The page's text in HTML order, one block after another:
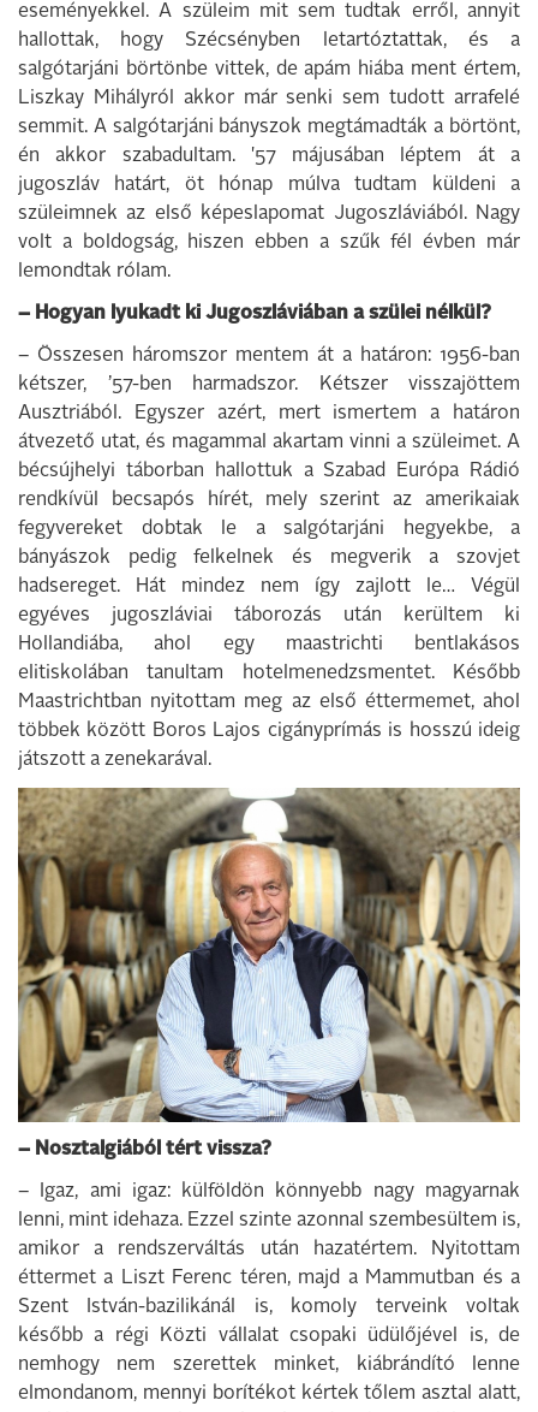
eseményekkel. A szüleim mit sem tudtak erről, annyit
hallottak, hogy Szécsényben letartóztattak, és a
salgótarjáni börtönbe vittek, de apám hiába ment értem,
Liszkay Mihályról akkor már senki sem tudott arrafelé
semmit. A salgótarjáni bányszok megtámadták a börtönt,
én akkor szabadultam. '57 májusában léptem át a
jugoszláv határt, öt hónap múlva tudtam küldeni a
szüleimnek az első képeslapomat Jugoszláviából. Nagy
volt a boldogság, hiszen ebben a szűk fél évben már
lemondtak rólam.
– Hogyan lyukadt ki Jugoszláviában a szülei nélkül?
– Összesen háromszor mentem át a határon: 1956-ban
kétszer, ’57-ben harmadszor. Kétszer visszajöttem
Ausztriából. Egyszer azért, mert ismertem a határon
átvezető utat, és magammal akartam vinni a szüleimet. A
bécsújhelyi táborban hallottuk a Szabad Európa Rádió
rendkívül becsapós hírét, mely szerint az amerikaiak
fegyvereket dobtak le a salgótarjáni hegyekbe, a
bányászok pedig felkelnek és megverik a szovjet
hadsereget. Hát mindez nem így zajlott le… Végül
egyéves jugoszláviai táborozás után kerültem ki
Hollandiába, ahol egy maastrichti bentlakásos
elitiskolában tanultam hotelmenedzsmentet. Később
Maastrichtban nyitottam meg az első éttermemet, ahol
többek között Boros Lajos cigányprímás is hosszú ideig
játszott a zenekarával.
– Nosztalgiából tért vissza?
– Igaz, ami igaz: külföldön könnyebb nagy magyarnak
lenni, mint idehaza. Ezzel szinte azonnal szembesültem is,
amikor a rendszerváltás után hazatértem. Nyitottam
éttermet a Liszt Ferenc téren, majd a Mammutban és a
Szent István-bazilikánál is, komoly terveink voltak
később a régi Közti vállalat csopaki üdülőjével is, de
nemhogy nem szerettek minket, kiábrándító lenne
elmondanom, mennyi borítékot kértek tőlem asztal alatt,